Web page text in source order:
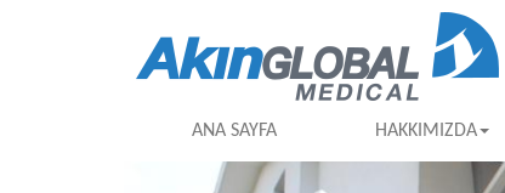
ANA SAYFA HAKKIMIZDA
Previous